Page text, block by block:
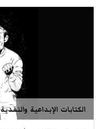
الكتابات الإبداعية والنقدية